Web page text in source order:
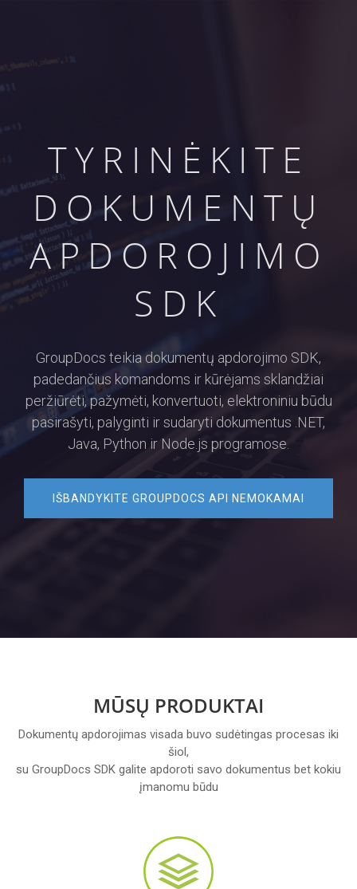
TYRINĖKITE
DOKUMENTŲ
APDOROJIMO
SDK
GroupDocs teikia dokumentų apdorojimo SDK,
padedančius komandoms ir kūrėjams sklandžiai
peržiūrėti, pažymėti, konvertuoti, elektroniniu būdu
pasirašyti, palyginti ir sudaryti dokumentus .NET,
Java, Python ir Node.js programose.
IŠBANDYKITE GROUPDOCS API NEMOKAMAI
MŪSŲ PRODUKTAI
Dokumentų apdorojimas visada buvo sudėtingas procesas iki
šiol,
su GroupDocs SDK galite apdoroti savo dokumentus bet kokiu
įmanomu būdu